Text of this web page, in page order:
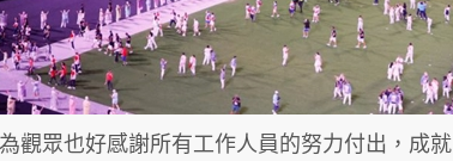
觀眾也好感謝所有工作人員的努力付出，成就